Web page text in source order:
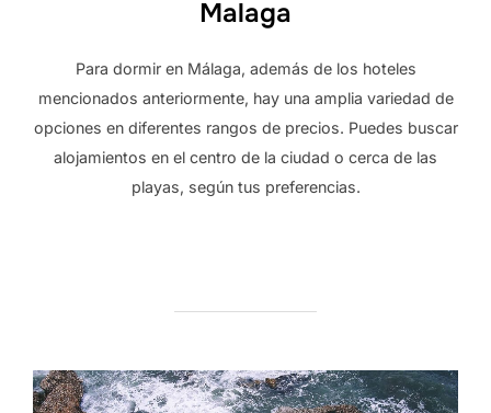
Malaga
Para dormir en Málaga, además de los hoteles
mencionados anteriormente, hay una amplia variedad de
opciones en diferentes rangos de precios. Puedes buscar
alojamientos en el centro de la ciudad o cerca de las
playas, según tus preferencias.